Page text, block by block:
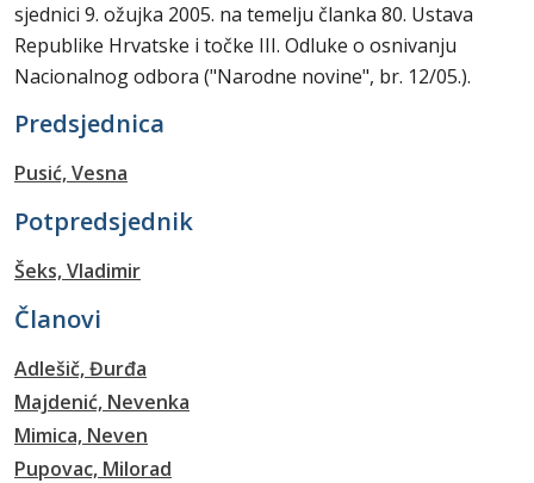
sjednici 9. ožujka 2005. na temelju članka 80. Ustava
Republike Hrvatske i točke III. Odluke o osnivanju
Nacionalnog odbora ("Narodne novine", br. 12/05.).
Predsjednica
Pusić, Vesna
Potpredsjednik
Šeks, Vladimir
Članovi
Adlešič, Đurđa
Majdenić, Nevenka
Mimica, Neven
Pupovac, Milorad